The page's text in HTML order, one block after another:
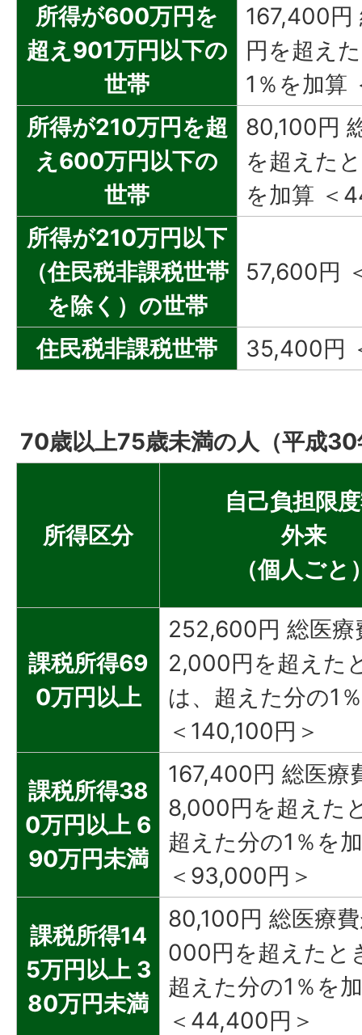
所得が600万円を
超え901万円以下の
世帯
167,400
円を超え
1％を加算
所得が210万円を超
え600万円以下の
世帯
80,100円
を超えた
を加算 ＜
所得が210万円以下
（住民税非課税世帯
を除く）の世帯
57,600円
住民税非課税世帯 35,400円
70歳以上75歳未満の人（平成
所得区分
自己負担限
外来
（個人ごと
課税所得69
0万円以上
252,600円 総医
2,000円を超えた
は、超えた分の1
＜140,100円＞
課税所得38
0万円以上 6
90万円未満
167,400円 総医療
8,000円を超えた
超えた分の1％を
＜93,000円＞
課税所得14
5万円以上 3
80万円未満
80,100円 総医療
000円を超えたと
超えた分の1％を
＜44,400円＞